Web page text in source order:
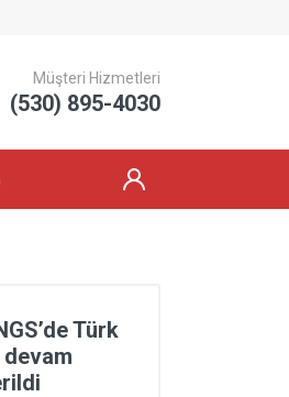
Müşteri Hizmetleri
(530) 895-4030
Türk